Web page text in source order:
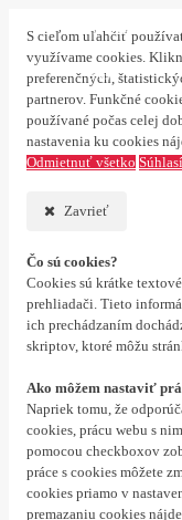
S cieľom uľahčiť
využívame cookies.
preferenčných,
partnerov. Funkčné
používané počas celej
nastavenia ku cookies
Odmietnuť všetko
Zavrieť
Čo sú cookies?
Cookies sú krátke
prehliadači. Tieto
ich prechádzaním
skriptov, ktoré môžu
Ako môžem nastaviť
Napriek tomu, že
cookies, prácu webu s
pomocou checkboxov
práce s cookies môžete
cookies priamo v
premazaniu cookies
Prihlásenie
0 ks